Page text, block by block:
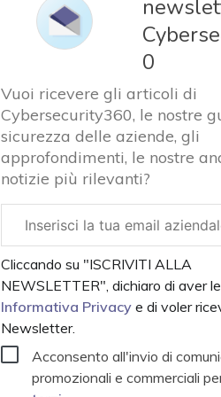
e analisi
Cyber
sicurezza
Corsi
cybersecurity
Chi
siamo
0
Vuoi ricevere gli articoli di
Cybersecurity360, le nostre
sicurezza delle aziende, gli
approfondimenti, le nostre
notizie più rilevanti?
aziendale
Cliccando su "ISCRIVITI ALLA
NEWSLETTER", dichiaro di aver
Informativa Privacye di voler
Newsletter.
Acconsento all'invio di
promozionali e commerciali